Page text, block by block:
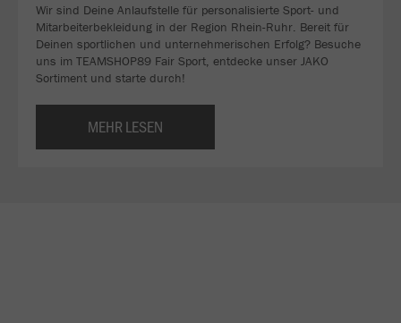
Wir sind Deine Anlaufstelle für personalisierte Sport- und
Mitarbeiterbekleidung in der Region Rhein-Ruhr. Bereit für
Deinen sportlichen und unternehmerischen Erfolg? Besuche
uns im TEAMSHOP89 Fair Sport, entdecke unser JAKO
Sortiment und starte durch!
MEHR LESEN